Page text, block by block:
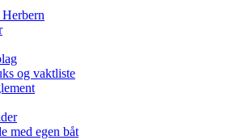
og vaktliste
med egen båt